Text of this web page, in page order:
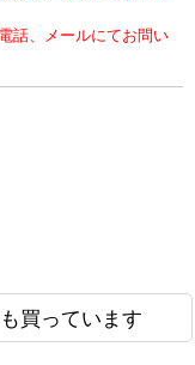
話、メールにてお問い
買っています